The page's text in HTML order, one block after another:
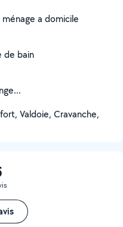
a domicile
de bain
Valdoie, Cravanche,